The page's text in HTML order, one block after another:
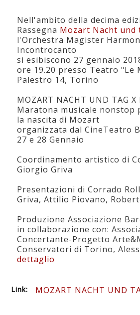
Nell'ambito della decima
Rassegna Mozart Nacht und
l'Orchestra Magister
Incontrocanto
si esibiscono 27 gennaio
ore 19.20 presso Teatro "Le
Palestro 14, Torino
MOZART NACHT UND TAG X
Maratona musicale nonstop
la nascita di Mozart
organizzata dal CineTeatro
27 e 28 Gennaio
Coordinamento artistico di
Giorgio Griva
Presentazioni di Corrado
Griva, Attilio Piovano,
Produzione Associazione
in collaborazione con:
Concertante-Progetto
Conservatori di Torino,
dettaglio
Link: MOZART NACHT UND